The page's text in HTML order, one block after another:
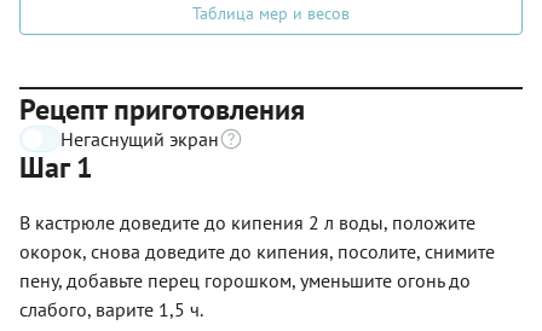
Таблица мер и весов
Рецепт приготовления
Негаснущий экран
Шаг 1
В кастрюле доведите до кипения 2 л воды, положите
окорок, снова доведите до кипения, посолите, снимите
пену, добавьте перец горошком, уменьшите огонь до
слабого, варите 1,5 ч.